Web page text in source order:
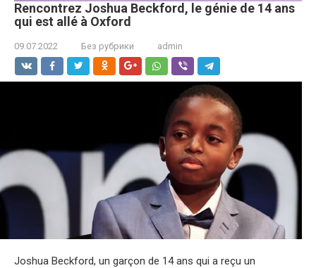
Rencontrez Joshua Beckford, le génie de 14 ans
qui est allé à Oxford
09.07.2022 Без рубрики admin
Joshua Beckford, un garçon de 14 ans qui a reçu un